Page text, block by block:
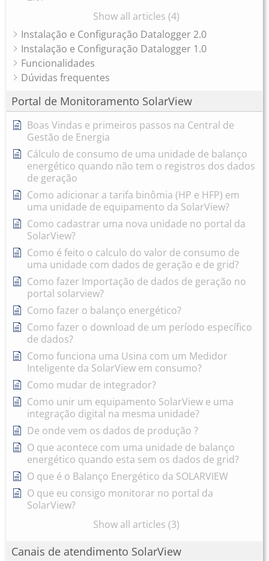
Show all articles (4)
Instalação e Configuração Datalogger 2.0
Instalação e Configuração Datalogger 1.0
Funcionalidades
Dúvidas frequentes
Portal de Monitoramento SolarView
Boas Vindas e primeiros passos na Central de
Gestão de Energia
Cálculo de consumo de uma unidade de balanço
energético quando não tem o registros dos dados
de geração
Como adicionar a tarifa binômia (HP e HFP) em
uma unidade de equipamento da SolarView?
Como cadastrar uma nova unidade no portal da
SolarView?
Como é feito o calculo do valor de consumo de
uma unidade com dados de geração e de grid?
Como fazer Importação de dados de geração no
portal solarview?
Como fazer o balanço energético?
Como fazer o download de um período específico
de dados?
Como funciona uma Usina com um Medidor
Inteligente da SolarView em consumo?
Como mudar de integrador?
Como unir um equipamento SolarView e uma
integração digital na mesma unidade?
De onde vem os dados de produção ?
O que acontece com uma unidade de balanço
energético quando esta sem os dados de grid?
O que é o Balanço Energético da SOLARVIEW
O que eu consigo monitorar no portal da
SolarView?
Show all articles (3)
Canais de atendimento SolarView